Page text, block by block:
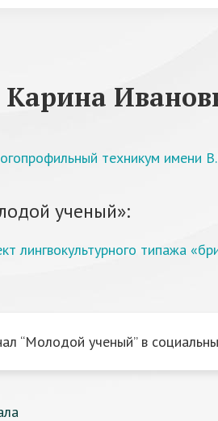
техникум имени
ученый»:
лингвокультурного типажа
“Молодой ученый” в